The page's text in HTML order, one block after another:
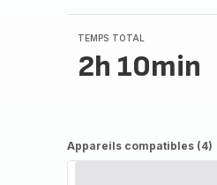
étoiles
(moyenne)
TEMPS TOTAL
2h 10min
Appareils compatibles (4)